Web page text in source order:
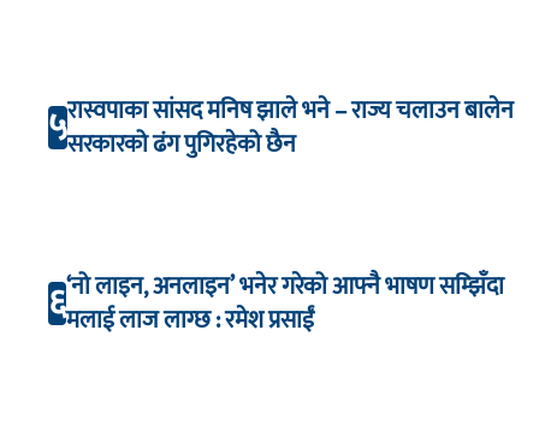
५रास्वपाका सांसद मनिष झाले भने – राज्य चलाउन बालेन
सरकारको ढंग पुगिरहेको छैन
६‘नो लाइन, अनलाइन’ भनेर गरेको आफ्नै भाषण सम्झिँदा
मलाई लाज लाग्छ : रमेश प्रसाईं